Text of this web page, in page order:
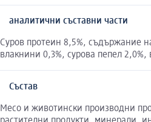
аналитични съставни части
Суров протеин 8,5%, съдържание
влакнини 0,3%, сурова пепел 2,0%,
Състав
Месо и животински производни